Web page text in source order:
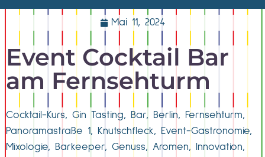
Mai 11, 2024
Event Cocktail Bar
am Fernsehturm
Cocktail-Kurs, Gin Tasting, Bar, Berlin, Fernsehturm,
Panoramastraße 1, Knutschfleck, Event-Gastronomie,
Mixologie, Barkeeper, Genuss, Aromen, Innovation,